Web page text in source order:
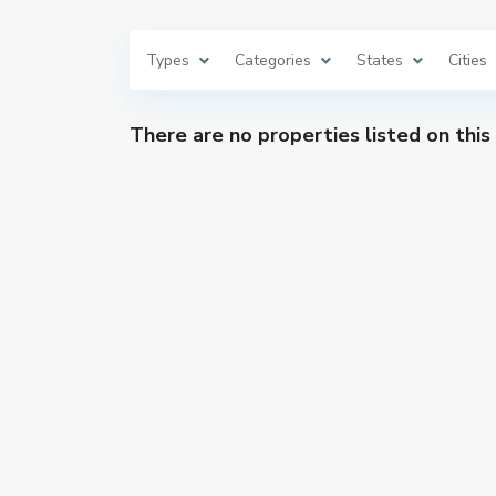
Types Categories States Cities
There are no properties listed on